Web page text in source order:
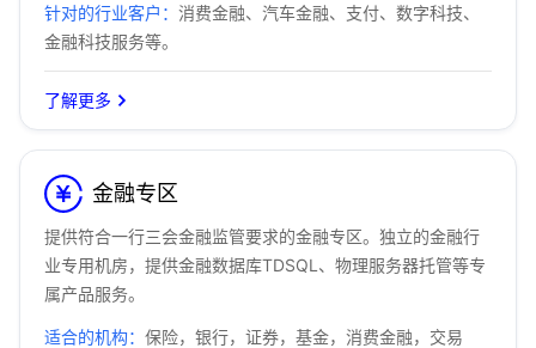
针对的行业客户： 消费金融、汽车金融、支付、数字科技、
金融科技服务等。
了解更多
金融专区
提供符合一行三会金融监管要求的金融专区。独立的金融行
业专用机房，提供金融数据库TDSQL、物理服务器托管等专
属产品服务。
适合的机构： 保险，银行，证券，基金，消费金融，交易